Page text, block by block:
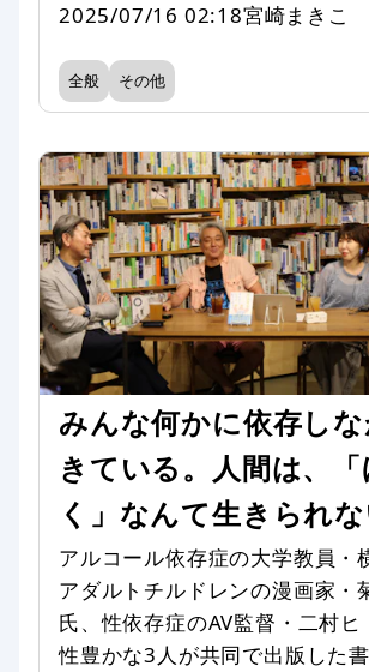
2025/07/16 02:18宮崎まきこ
全般 その他
みんな何かに依存し
きている。人間は、「
く」なんて生きられな
アルコール依存症の大学教員・
アダルトチルドレンの漫画家・
氏、性依存症のAV監督・二村ヒ
性豊かな3人が共同で出版した